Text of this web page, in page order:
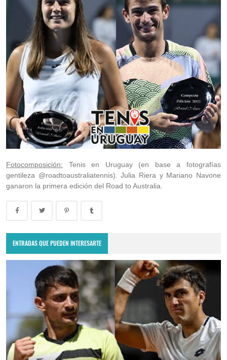
Fotocomposición: Tenis en Uruguay (en base a fotografías
gentileza @roadtoaustraliatennis). Julia Riera y Mariano Navone
ganaron la primera edición del Road to Australia.
ENTRADAS QUE PUEDEN INTERESARTE